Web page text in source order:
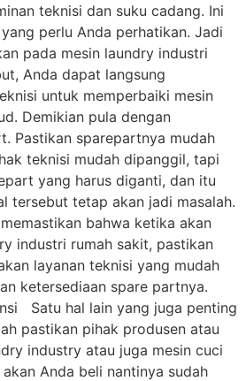
teknisi dan suku cadang. Ini
perlu Anda perhatikan. Jadi
pada mesin laundry industri
Anda dapat langsung
untuk memperbaiki mesin
Demikian pula dengan
Pastikan sparepartnya mudah
teknisi mudah dipanggil, tapi
yang harus diganti, dan itu
tersebut tetap akan jadi masalah.
bahwa ketika akan
industri rumah sakit, pastikan
layanan teknisi yang mudah
ketersediaan spare partnya.
Satu hal lain yang juga penting
pastikan pihak produsen atau
industry atau juga mesin cuci
Anda beli nantinya sudah